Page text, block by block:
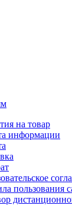
на товар
информации
пользования